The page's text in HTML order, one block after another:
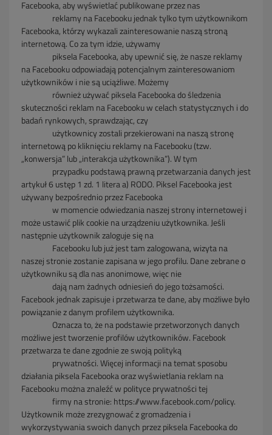
Facebooka, aby wyświetlać publikowane przez nas
reklamynaFacebooku jednak tylko tym użytkownikom
Facebooka, którzy wykazali zainteresowanie naszą stroną
internetową. Co za tym idzie, używamy
pikselaFacebooka,aby upewnić się, że nasze reklamy
na Facebooku odpowiadają potencjalnym zainteresowaniom
użytkowników i nie są uciążliwe. Możemy
równieżużywać pikselaFacebooka do śledzenia
skuteczności reklam na Facebooku w celach statystycznych i do
badań rynkowych, sprawdzając, czy
użytkownicy zostali przekierowani nanaszą stronę
internetową po kliknięciu reklamy na Facebooku (tzw.
„konwersja” lub „interakcja użytkownika”). W tym
przypadku podstawą prawnąprzetwarzaniadanych jest
artykuł 6 ustęp 1 zd. 1 litera a) RODO. Piksel Facebooka jest
używany bezpośrednio przez Facebooka
w momencie odwiedzania naszejstrony internetowej i
może ustawić plik cookie na urządzeniu użytkownika. Jeśli
następnie użytkownik zaloguje się na
Facebooku lub już jest tam zalogowana,wizytana
naszej stronie zostanie zapisana w jego profilu. Dane zebrane o
użytkowniku są dla nas anonimowe, więc nie
dają nam żadnych odniesień do jegotożsamości.
Facebook jednak zapisuje i przetwarza te dane, aby możliwe było
powiązanie z danym profilem użytkownika.
Oznacza to, że na podstawieprzetworzonych danych
możliwe jest tworzenie profilów użytkowników. Facebook
przetwarza te dane zgodnie ze swoją polityką
prywatności. Więcej informacji natemat sposobu
działaniapiksela Facebooka oraz wyświetlania reklam na
Facebooku można znaleźć w polityce prywatności tej
firmy na stronie: https://www.facebook.com/policy.
Użytkownik może zrezygnować z gromadzenia i
wykorzystywania swoich danych przez piksela Facebooka do